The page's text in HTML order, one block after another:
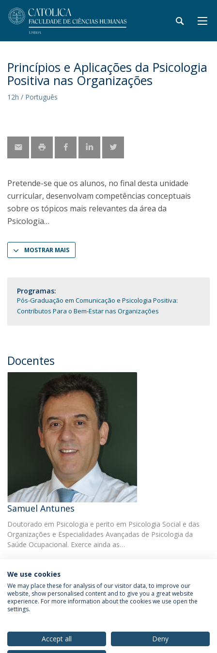
Princípios e Aplicações da Psicologia
Positiva nas Organizações
12h / Português
Pretende-se que os alunos, no final desta unidade
curricular, desenvolvam competências conceptuais
sobre os tópicos mais relevantes da área da
Psicologia
MOSTRAR MAIS
Programas:
Pós-Graduação em Comunicação e Psicologia Positiva:
Contributos Para o Bem-Estar nas Organizações
Docentes
Samuel Antunes
Doutorado em Psicologia e perito em Psicologia Social e das
Organizações e Especialidades Avançadas de Psicologia da
Saúde Ocupacional. Exerce ainda as…
Política de Privacidade
Termos & Condições
We use cookies
We may place these for analysis of our visitor data, to improve our
website, show personalised content and to give you a great website
experience. For more information about the cookies we use open the
settings.
Accept all
Deny